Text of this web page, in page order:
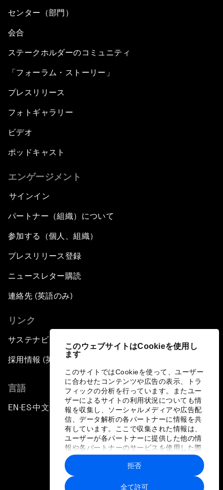
このウェブサイトはCookieを使用し
ます
このサイトではCookieを使って、ユーザー
に合わせたコンテンツや広告の表示、トラ
フィックの分析を行っています。またユー
ザーによるサイトの利用状況についても情
報を収集し、ソーシャルメディアや広告配
信、データ解析の各パートナーに情報を共
有しています。ここで収集された情報は、
ユーザーが各パートナーに提供した他の情
報や各パートナーのサービスを使用した際
に収集された情報と組み合わされ、各パー
トナーによって使用されることがありま
す。
全て許可
拒否
センター（部門）
会合
ステークホルダーのコミュニティ
「フォーラム・ストーリー」
プレスリリース
フォトギャラリー
ビデオ
ポッドキャスト
エンゲージメント
サインイン
パートナー（組織）について
参加する（個人、組織）
プレスリリース登録
ニュースレター購読
連絡先 (英語のみ)
リンク
サステナビリティへの取り組み
採用情報 (英語のみ)
言語
EN ▪ES▪中文▪ 日本語
プライバシーポリシーと利用規約